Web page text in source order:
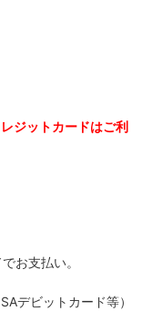
ジットカードはご利
お支払い。
デビットカード等）